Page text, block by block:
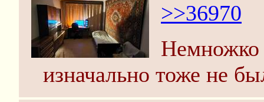
>>36970
Немножко
изначально тоже не